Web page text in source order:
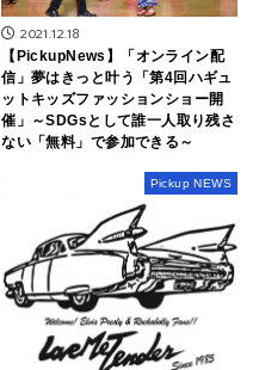
2021.12.18
【PickupNews】「オンライン配
信」夢はきっと叶う「第4回ハギュ
ットキッズファッションショー開
催」～SDGsとして誰一人取り残さ
ない「無料」で参加できる～
Pickup NEWS